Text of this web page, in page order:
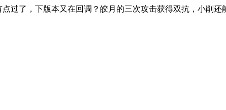
过了，下版本又在回调？皎月的三次攻击获得双抗，小削还